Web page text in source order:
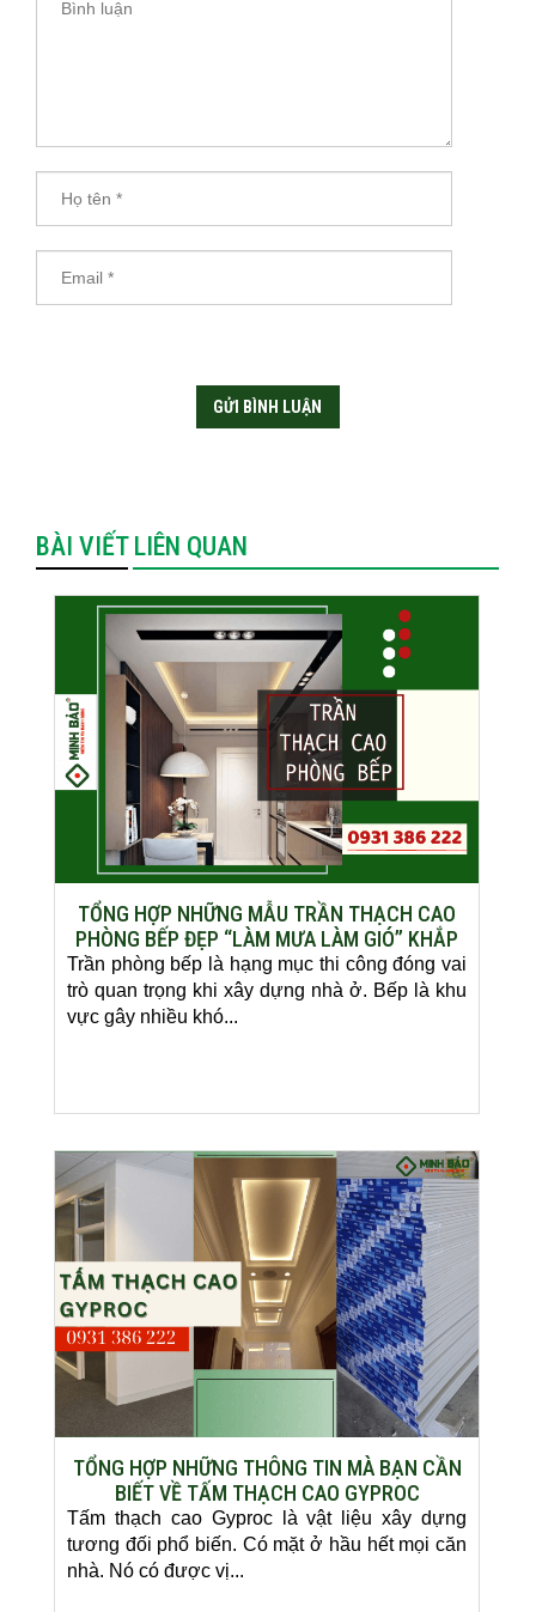
BÀI VIẾT LIÊN QUAN
TỔNG HỢP NHỮNG MẪU TRẦN THẠCH CAO
PHÒNG BẾP ĐẸP “LÀM MƯA LÀM GIÓ” KHẮP
CÁC CÔNG TRÌNH XÂY DỰNG
Trần phòng bếp là hạng mục thi công đóng vai
trò quan trọng khi xây dựng nhà ở. Bếp là khu
vực gây nhiều khó...
TỔNG HỢP NHỮNG THÔNG TIN MÀ BẠN CẦN
BIẾT VỀ TẤM THẠCH CAO GYPROC
Tấm thạch cao Gyproc là vật liệu xây dựng
tương đối phổ biến. Có mặt ở hầu hết mọi căn
nhà. Nó có được vị...